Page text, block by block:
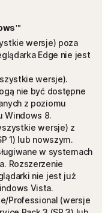
wersje) poza
Edge nie jest
wersje).
nie być dostępne
z poziomu
Windows 8.
wersje) z
1) lub nowszym.
w systemach
Rozszerzenie
nie jest już
Vista.
Professional (wersje